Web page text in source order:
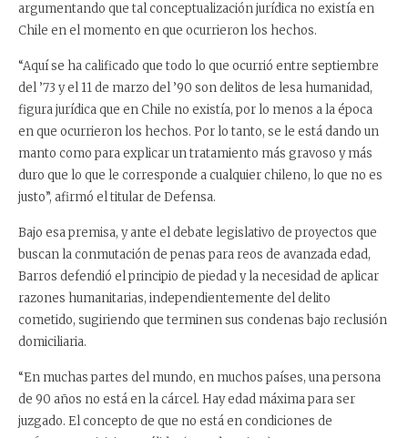
argumentando que tal conceptualización jurídica no existía en
Chile en el momento en que ocurrieron los hechos.
“Aquí se ha calificado que todo lo que ocurrió entre septiembre
del ’73 y el 11 de marzo del ’90 son delitos de lesa humanidad,
figura jurídica que en Chile no existía, por lo menos a la época
en que ocurrieron los hechos. Por lo tanto, se le está dando un
manto como para explicar un tratamiento más gravoso y más
duro que lo que le corresponde a cualquier chileno, lo que no es
justo”, afirmó el titular de Defensa.
Bajo esa premisa, y ante el debate legislativo de proyectos que
buscan la conmutación de penas para reos de avanzada edad,
Barros defendió el principio de piedad y la necesidad de aplicar
razones humanitarias, independientemente del delito
cometido, sugiriendo que terminen sus condenas bajo reclusión
domiciliaria.
“En muchas partes del mundo, en muchos países, una persona
de 90 años no está en la cárcel. Hay edad máxima para ser
juzgado. El concepto de que no está en condiciones de